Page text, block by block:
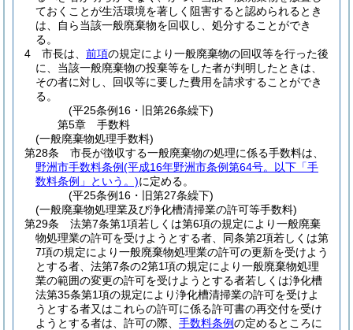
ておくことが生活環境を著しく阻害すると認められるとき
は、自ら当該一般廃棄物を回収し、処分することができ
る。
4
市長は、 前項の規定により一般廃棄物の回収等を行った後
に、当該一般廃棄物の投棄等をした者が判明したときは、
その者に対し、回収等に要した費用を請求することができ
る。
(平25条例16・旧第26条繰下)
第5章
手数料
(一般廃棄物処理手数料)
第28条
市長が徴収する一般廃棄物の処理に係る手数料は、
野洲市手数料条例(平成16年野洲市条例第64号。以下「手
数料条例」という。)に定める。
(平25条例16・旧第27条繰下)
(一般廃棄物処理業及び浄化槽清掃業の許可等手数料)
第29条
法第7条第1項若しくは第6項の規定により一般廃棄
物処理業の許可を受けようとする者、同条第2項若しくは第
7項の規定により一般廃棄物処理業の許可の更新を受けよう
とする者、法第7条の2第1項の規定により一般廃棄物処理
業の範囲の変更の許可を受けようとする者若しくは浄化槽
法第35条第1項の規定により浄化槽清掃業の許可を受けよ
うとする者又はこれらの許可に係る許可書の再交付を受け
ようとする者は、許可の際、 手数料条例の定めるところに